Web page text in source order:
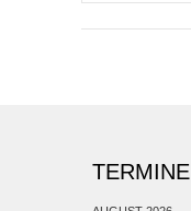
TERMINE